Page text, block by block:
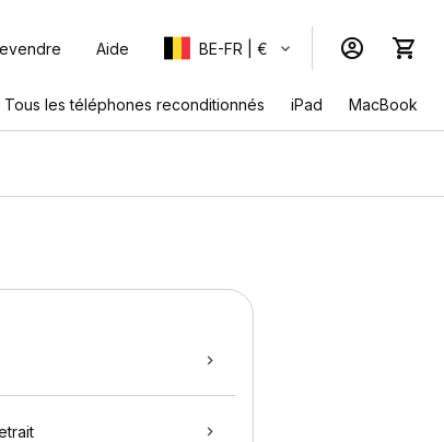
Aide BE-FR | €
Tous les téléphones reconditionnés iPad MacBook